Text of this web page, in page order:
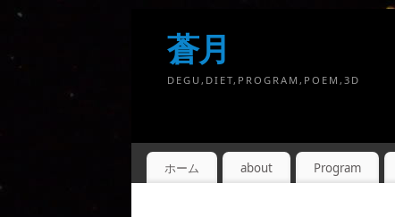
蒼月
DEGU,DIET,PROGRAM,POEM,3D
ホーム about Program